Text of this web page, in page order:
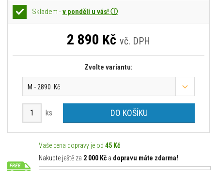
Skladem -v pondělí u vás! ⓘ
2 890 Kč vč. DPH
Zvolte variantu:
M - 2890 Kč
ks DO KOŠÍKU
Vaše cena dopravy je od 45 Kč
Nakupte ještě za 2 000 Kč a dopravu máte zdarma!